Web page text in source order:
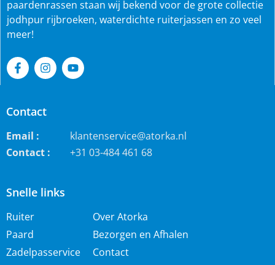
Snelle links
Ruiter
Paard
Zadelpasservice
Over Atorka
Bezorgen en Afhalen
Contact
paardenrassen staan wij bekend voor de grote collectie
jodhpur rijbroeken, waterdichte ruiterjassen en zo veel
meer!
Contact
Email :
klantenservice@atorka.nl
Contact :
+31 03-484 461 68